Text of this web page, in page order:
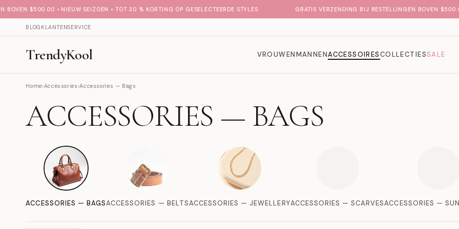
$500.00 • NIEUW SEIZOEN • TOT 30 % KORTING OP GESELECTEERDE STYLES GRATIS VERZENDING BIJ BESTELLINGEN BOVEN
BLOG KLANTENSERVICE
TrendyKool VROUWENMANNENACCESSOIRESCOLLECTIESSALE
Home›Accessories›Accessories — Bags
ACCESSORIES — BAGS
ACCESSORIES — BAGSACCESSORIES — BELTSACCESSORIES — JEWELLERYACCESSORIES — SCARVESACCESSORIES —